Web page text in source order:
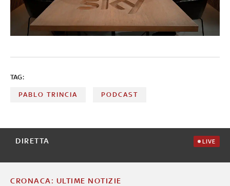
TAG:
PABLO TRINCIA PODCAST
DIRETTA LIVE
CRONACA: ULTIME NOTIZIE